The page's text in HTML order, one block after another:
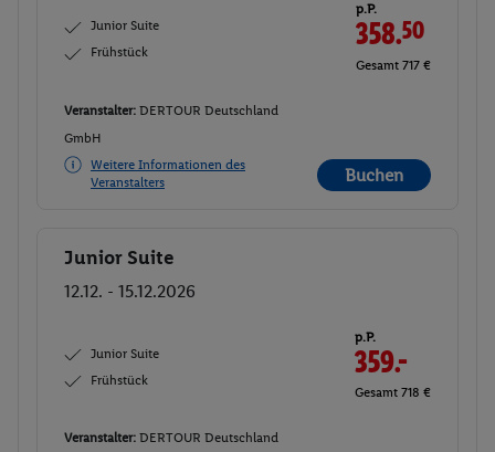
Junior Suite
Frühstück
p.P.
358.50
Gesamt 717 €
Veranstalter: DERTOUR Deutschland
GmbH
Weitere Informationen des
Veranstalters
Buchen
Buchen
Junior Suite
12.12. - 15.12.2026
Junior Suite
Frühstück
p.P.
359.-
Gesamt 718 €
Veranstalter: DERTOUR Deutschland